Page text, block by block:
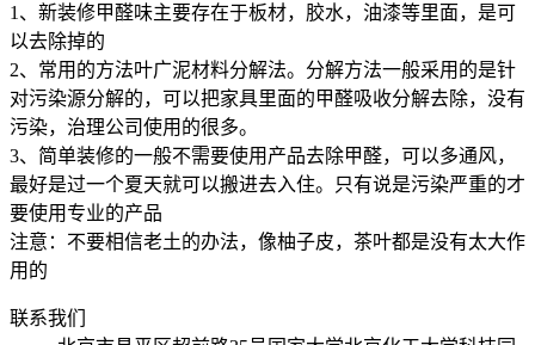
1、新装修甲醛味主要存在于板材，胶水，油漆等里面，是可
以去除掉的
2、常用的方法叶广泥材料分解法。分解方法一般采用的是针
对污染源分解的，可以把家具里面的甲醛吸收分解去除，没有
污染，治理公司使用的很多。
3、简单装修的一般不需要使用产品去除甲醛，可以多通风，
最好是过一个夏天就可以搬进去入住。只有说是污染严重的才
要使用专业的产品
注意：不要相信老土的办法，像柚子皮，茶叶都是没有太大作
用的
联系我们